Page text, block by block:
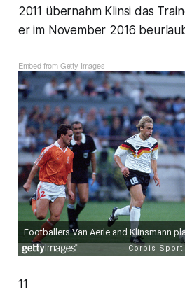
2011 übernahm Klinsi das
er im November 2016
Embed from Getty Images
11